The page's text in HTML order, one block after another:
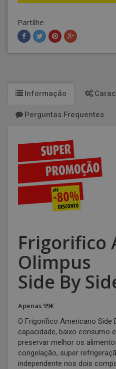
Partilhe
Informação
Perguntas Frequentes
Frigorifico
Olimpus
Side By
Apenas 99€
O Frigorífico Americano Side
capacidade, baixo consumo
preservar melhor os
congelação, super
independente nos dois